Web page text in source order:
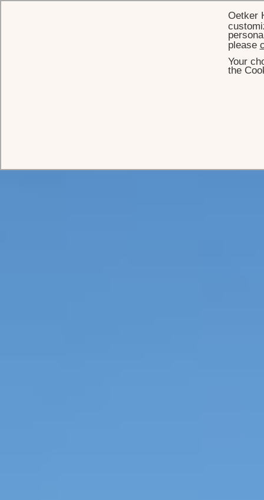
Oetker
please
Your
the